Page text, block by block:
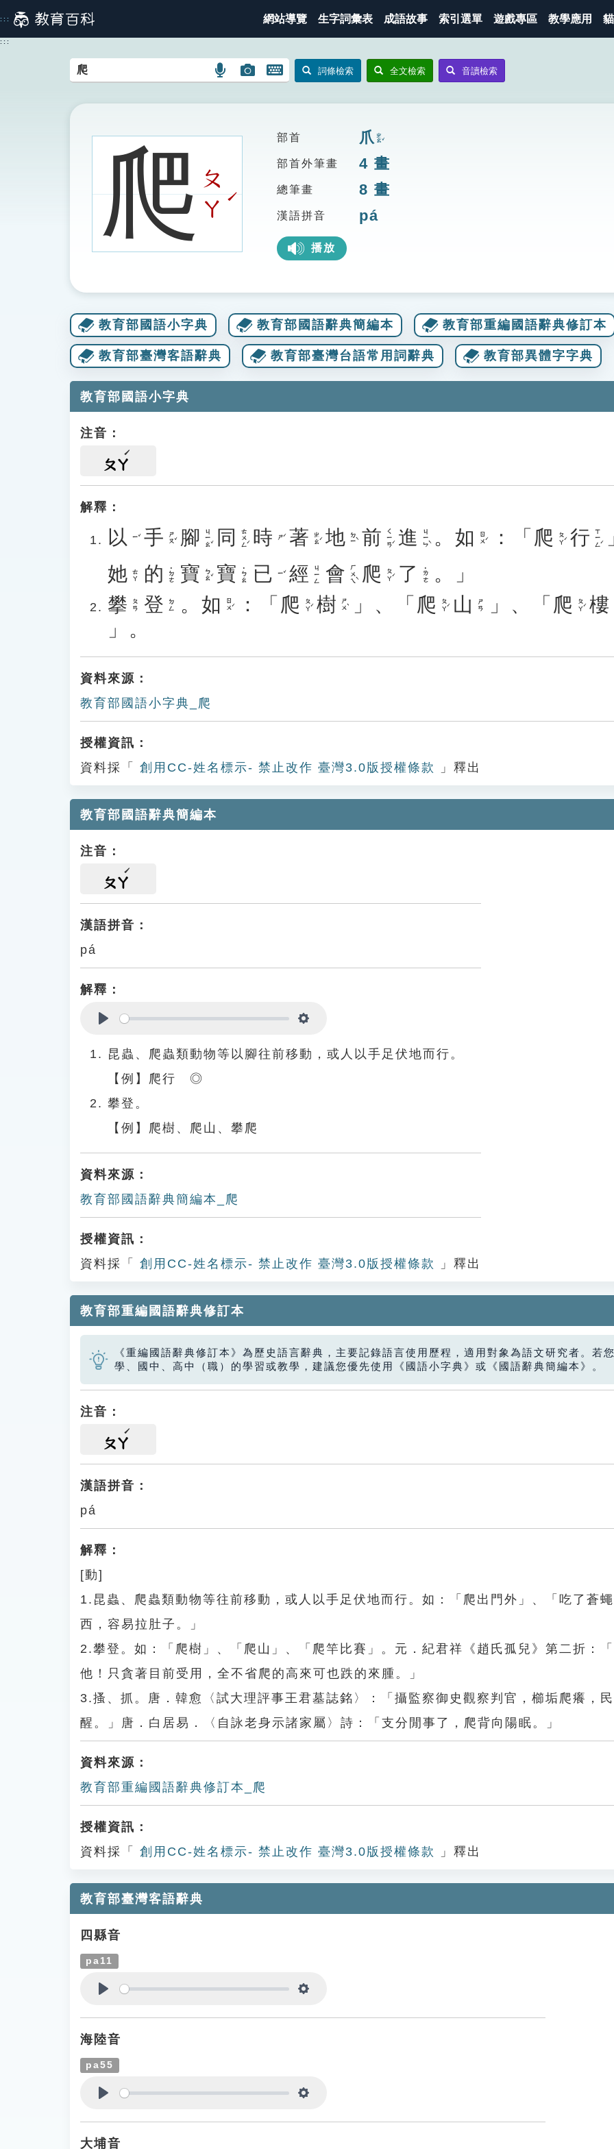
到
主
::: 網站導覽 生字詞彙表 成語故事 索引選單 遊戲專區 教學應用
:::
語
搜
圖
圖
搜
開
鍵
圖
詞條檢索 全文檢索 音讀檢索
爬ㄆ
ㄚ
ˊ
部首 爪 ㄓㄠˇ
部首外筆畫 4 畫
總筆畫 8 畫
漢語拼音 pá
播放
教育部國語小字典 教育部國語辭典簡編本 教育部重編國語辭典修訂本
教育部臺灣客語辭典 教育部臺灣台語常用詞辭典 教育部異體字字典
教育部國語小字典
注音：
ㄆㄚ
解釋：
以 ㄧˇ 手 ㄕㄡˇ 腳 ㄐㄧㄠˇ 同 ㄊㄨㄥˊ 時 ㄕˊ 著 ㄓㄠˊ 地 ㄉㄧˋ 前 ㄑㄧㄢˊ 進 ㄐㄧㄣˋ 。如 ㄖㄨˊ ：「 爬 ㄆㄚˊ 行 ㄒㄧㄥˊ
她 ㄊㄚ 的 ˙ㄉㄜ 寶 ㄅㄠˇ 寶 ˙ㄅㄠ 已 ㄧˇ 經 ㄐㄧㄥ 會 ㄏㄨㄟˋ 爬 ㄆㄚˊ 了 ˙ㄌㄜ 。」
攀 ㄆㄢ 登 ㄉㄥ 。 如 ㄖㄨˊ ：「 爬 ㄆㄚˊ 樹 ㄕㄨˋ 」、「 爬 ㄆㄚˊ 山 ㄕㄢ 」、「 爬 ㄆㄚˊ 樓
」。
資料來源：
教育部國語小字典_爬
授權資訊：
資料採「
創用CC-姓名標示- 禁止改作 臺灣3.0版授權條款 」釋出
教育部國語辭典簡編本
注音：
ㄆㄚ
漢語拼音：
pá
解釋：
昆蟲、爬蟲類動物等以腳往前移動，或人以手足伏地而行。
【例】爬行 ◎
攀登。
【例】爬樹、爬山、攀爬
資料來源：
教育部國語辭典簡編本_爬
授權資訊：
資料採「
創用CC-姓名標示- 禁止改作 臺灣3.0版授權條款 」釋出
教育部重編國語辭典修訂本
《重編國語辭典修訂本》為歷史語言辭典，主要記錄語言使用歷程，適用對象為語文研究者。若
學、國中、高中（職）的學習或教學，建議您優先使用《國語小字典》或《國語辭典簡編本》。
注音：
ㄆㄚ
漢語拼音：
pá
解釋：
[動]
1.昆蟲、爬蟲類動物等往前移動，或人以手足伏地而行。如：「爬出門外」、「吃了蒼
西，容易拉肚子。」
2.攀登。如：「爬樹」、「爬山」、「爬竿比賽」。元．紀君祥《趙氏孤兒》第二折：
他！只貪著目前受用，全不省爬的高來可也跌的來腫。」
3.搔、抓。唐．韓愈〈試大理評事王君墓誌銘〉：「攝監察御史觀察判官，櫛垢爬癢，
醒。」唐．白居易．〈自詠老身示諸家屬〉詩：「支分閒事了，爬背向陽眠。」
資料來源：
教育部重編國語辭典修訂本_爬
授權資訊：
資料採「
創用CC-姓名標示- 禁止改作 臺灣3.0版授權條款 」釋出
教育部臺灣客語辭典
四縣音
pa11
海陸音
pa55
大埔音